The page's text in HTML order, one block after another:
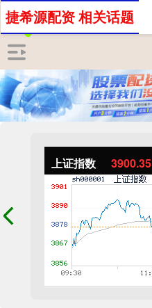
上证指数 3900.35
捷希源配资 相关话题